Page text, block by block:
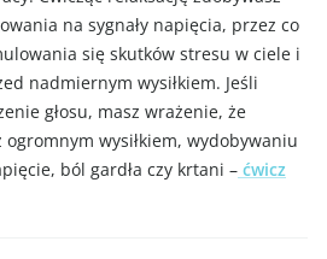
na sygnały napięcia, przez co
się skutków stresu w ciele i
nadmiernym wysiłkiem. Jeśli
głosu, masz wrażenie, że
wysiłkiem, wydobywaniu
ból gardła czy krtani – ćwicz